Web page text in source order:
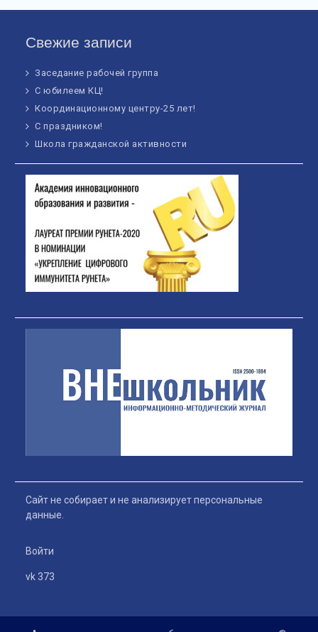
Свежие записи
Заседание рабочей группа
С юбилеем КЦ!
Координационному центру-25 лет!
С праздником!
Школа гражданской активности
Сайт не собирает и не анализирует персональные
данные.
Войти
vk 373